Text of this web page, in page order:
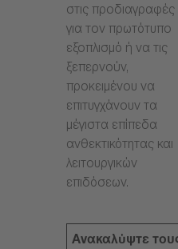
στις προδιαγραφές
για τον πρωτότυπο
εξοπλισμό ή να τις
ξεπερνούν,
προκειμένου να
επιτυγχάνουν τα
μέγιστα επίπεδα
ανθεκτικότητας και
λειτουργικών
επιδόσεων.
Ανακαλύψτε